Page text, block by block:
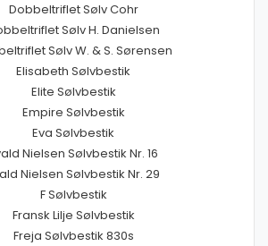
Dobbeltriflet Sølv Cohr
Sølv H. Danielsen
Sølv W. & S. Sørensen
Elisabeth Sølvbestik
Elite Sølvbestik
Empire Sølvbestik
Eva Sølvbestik
Nielsen Sølvbestik Nr. 16
Nielsen Sølvbestik Nr. 29
F Sølvbestik
Fransk Lilje Sølvbestik
Freja Sølvbestik 830s